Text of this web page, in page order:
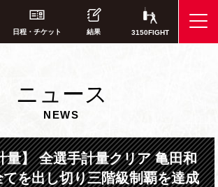
日程・チケット 結果 3150FIGHT
ニ ュース
NEWS
量】 全選手計量クリア 亀田和
を出し切り三階級制覇を達成